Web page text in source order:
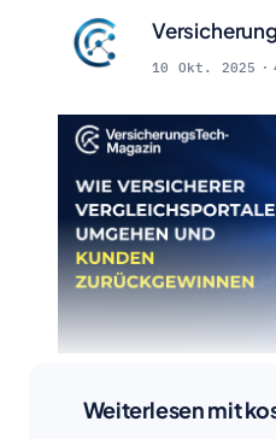
10 Okt. 2025
Weiterlesen mit